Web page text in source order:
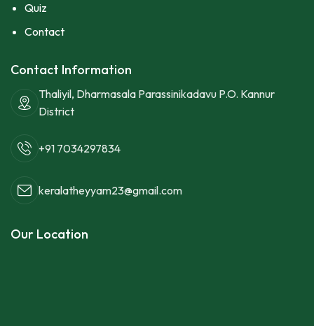
Quiz
Contact
Contact Information
Thaliyil, Dharmasala Parassinikadavu P.O. Kannur
District
+91 7034297834
keralatheyyam23@gmail.com
Our Location